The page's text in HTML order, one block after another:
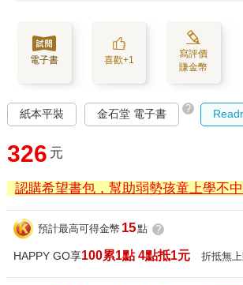
電子書 喜歡+1
寫評價
賺金幣
紙本平裝 金石堂 電子書 ?
326 元
認購希望書包，幫助弱勢孩童上學不中
預計最高可得金幣 15點 ?
HAPPY GO享100累1點 4點抵1元 折抵無